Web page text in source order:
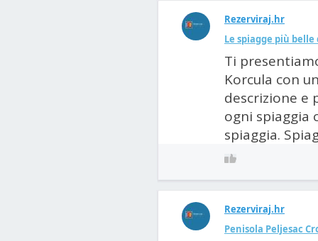
Rezerviraj.hr
Le spiagge più
Ti
Korcula con
descrizione e
ogni spiaggia
spiaggia.
Rezerviraj.hr
Penisola Peljesac